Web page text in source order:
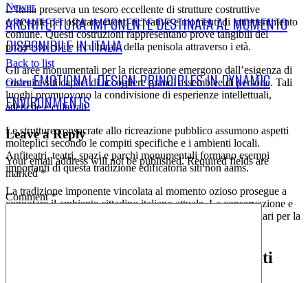
L’Italia preserva un tesoro eccellente di strutture costruttive
concepite per ospitare eventi ricreative e momenti di intrattenimento
comune. Questi costruzioni rappresentano prove tangibili del
progresso civile e culturale della penisola attraverso i età.
Gli aree monumentali per la ricreazione emergono dall’esigenza di
costruire siti capaci di accogliere grandi assemblee di persone. Tali
luoghi promuovono la condivisione di esperienze intellettuali,
atletiche e culturali.
Le strutture consacrate allo ricreazione pubblico assumono aspetti
molteplici secondo le compiti specifiche e i ambienti locali.
Anfiteatri, teatri, spazi e parchi monumentali formano esempi
importanti di questa tradizione edificatoria siti non aams.
La tradizione imponente vincolata al momento ozioso prosegue a
connotare il ambiente cittadino italiano attuale. La conservazione e
la valorizzazione di questi ambienti incarnano urgenze basilari per la
Origini degli luoghi popolari destinati
Newer
ARCHITETTURA IMPONENTE DESTINATA AL MOMENTO
DISPONIBILE IN ITALIA
Back to list
Older EMOTIONAL DESIGN PRINCIPLES IN DYNAMIC
ENVIRONMENTS
Leave a Reply
Your email address will not be published. Required fields are
marked*
Comment*